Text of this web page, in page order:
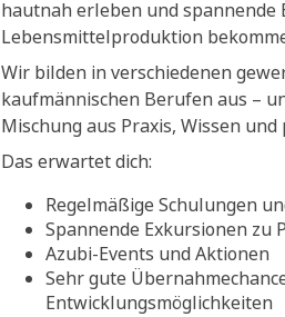
hautnah erleben und spannende
Lebensmittelproduktion
Wir bilden in verschiedenen
kaufmännischen Berufen aus –
Mischung aus Praxis, Wissen
Das erwartet dich:
Regelmäßige Schulungen
Spannende Exkursionen zu
Azubi-Events und Aktionen
Sehr gute
Entwicklungsmöglichkeiten